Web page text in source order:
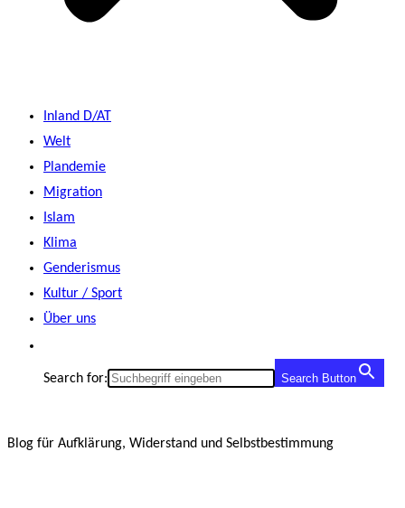
Inland D/AT
Welt
Plandemie
Migration
Islam
Klima
Genderismus
Kultur / Sport
Über uns
Search for: Search Button
Blog für Aufklärung, Widerstand und Selbstbestimmung